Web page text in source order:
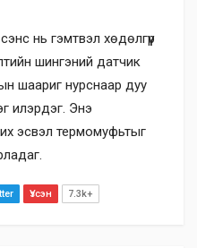
нь гэмтвэл хөдөлгүүр
шингэний датчик
шаариг нурснаар дуу
илэрдэг. Энэ
эсвэл термомуфьтыг
Үзсэн 7.3k+